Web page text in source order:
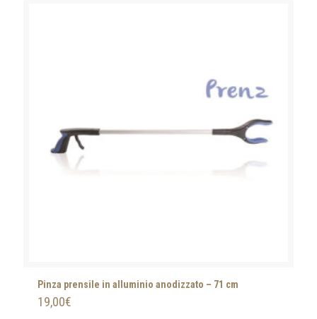
Pinza prensile in alluminio anodizzato – 71 cm
19,00€